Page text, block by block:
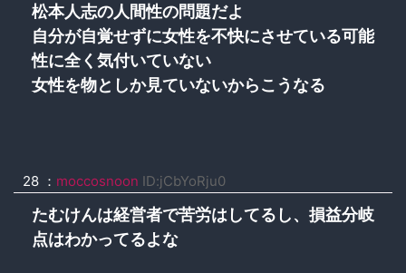
松本人志の人間性の問題だよ
自分が自覚せずに女性を不快にさせている可能
性に全く気付いていない
女性を物としか見ていないからこうなる
28 ： moccosnoon ID:jCbYoRju0
たむけんは経営者で苦労はしてるし、損益分岐
点はわかってるよな